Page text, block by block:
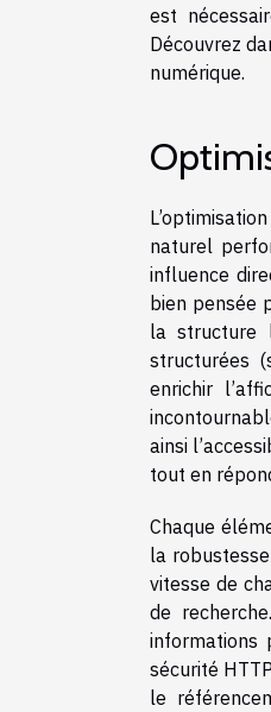
est
Découvrez
numérique.
naturel
influence
bien pensée
la structure
structurées
enrichir
ainsi
tout en
Chaque
la
vitesse de
de
informations
sécurité
le